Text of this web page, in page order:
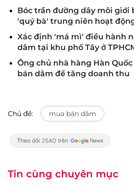
Bóc trần đường dây môi giới
'quý bà' trung niên hoạt
Xác định 'má mì' điều hành
dâm tại khu phố Tây ở
Ông chủ nhà hàng Hàn
bán dâm để tăng doanh thu
Chủ đề: mua bán dâm
Tin cùng chuyên mục